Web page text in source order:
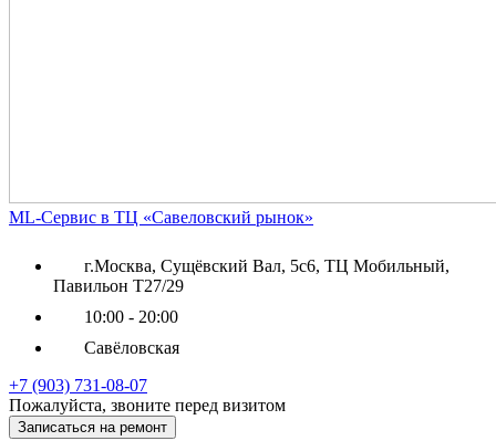
ML-Сервис в ТЦ «Савеловский рынок»
г.Москва, Сущёвский Вал, 5с6, ТЦ Мобильный,
Павильон Т27/29
10:00 - 20:00
Савёловская
+7 (903) 731-08-07
Пожалуйста, звоните перед визитом
Записаться на ремонт